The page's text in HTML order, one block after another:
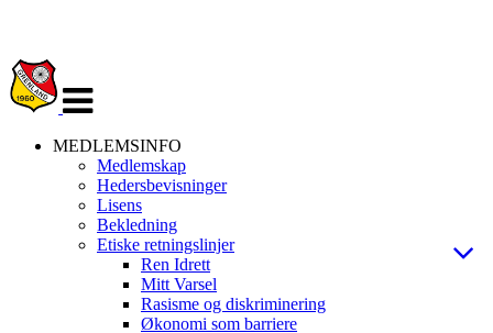
navigasjon
MEDLEMSINFO
Medlemskap
Hedersbevisninger
Lisens
Bekledning
Etiske retningslinjer
Ren Idrett
Mitt Varsel
Rasisme og diskriminering
Økonomi som barriere